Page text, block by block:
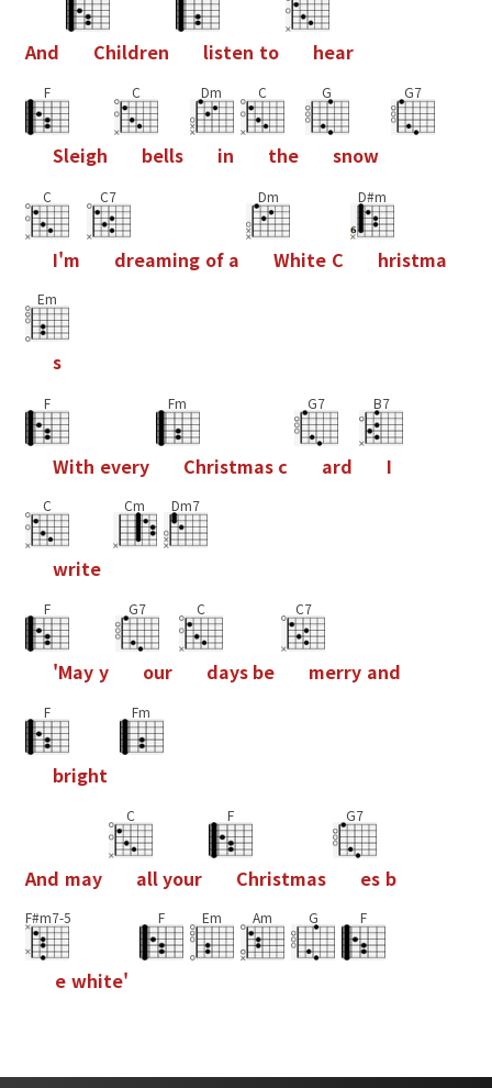
And Children listen to hear
F
Sleigh
C
bells
Dm
in
C
the
G
snow
G7
C
I'm
C7
dreaming of a
Dm
White C
D#m
hristma
Em
s
F
With every
Fm
Christmas c
G7
ard
B7
I
C
write
Cm Dm7
F
'May y
G7
our
C
days be
C7
merry and
F
bright
Fm
And may
C
allyour
F
Christmas
G7
es b
F#m7-5
e white'
F Em Am G F